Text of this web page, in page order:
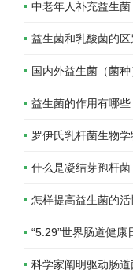
行！
中老年人补充益生菌
益生菌和乳酸菌的区
国内外益生菌（菌
益生菌的作用有哪
充罗伊氏乳杆菌生物
什么是凝结芽孢杆菌
怎样提高益生菌的活
让益生菌“超长待机”
“5.29”世界肠道健
便秘那些事儿
科学家阐明驱动肠